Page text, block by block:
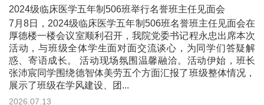
2024级临床医学五年制506班举行名誉班主任见面会
7月8日，2024级临床医学五年制506班名誉班主任见面会在
厚德楼一楼会议室顺利召开，我院党委书记程永忠出席本次
活动，与班级全体学生面对面交流谈心，为同学们答疑解
惑、寄语成长。 活动现场氛围温馨融洽。活动伊始，班长
张沛宸同学围绕德智体美劳五个方面汇报了班级整体情况，
展示了班级在学风建设、团...
2026.07.13